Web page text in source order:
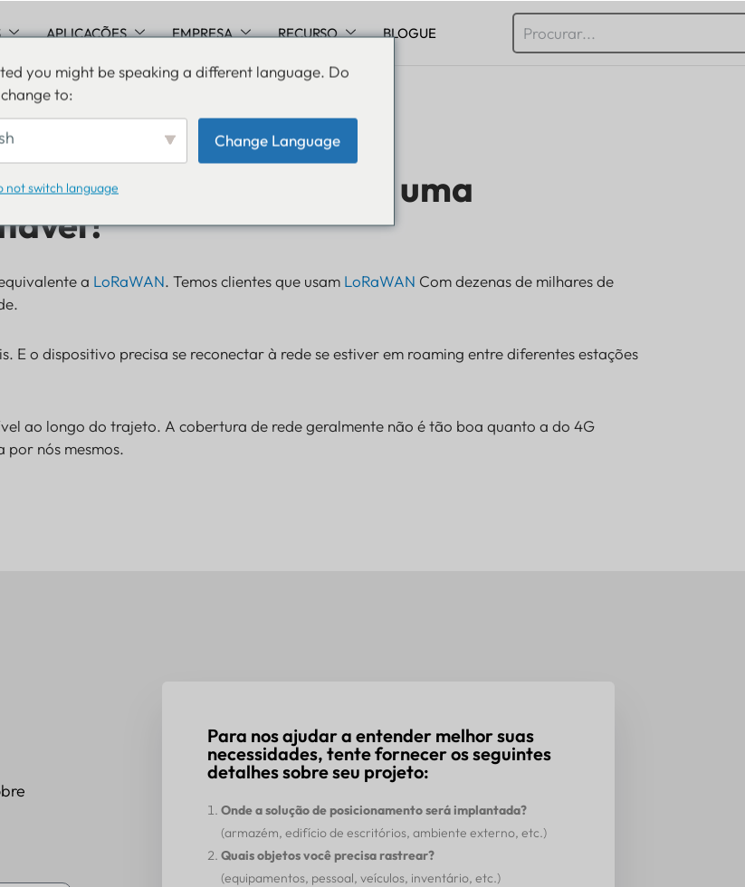
APLICAÇÕES EMPRESA RECURSO BLOGUE
uma comunicação mais confiável?
LTE-M proporcionaria uma
a LoRaWAN. Temos clientes que usam LoRaWAN Com dezenas de milhares de
E o dispositivo precisa se reconectar à rede se estiver em roaming entre diferentes estações
ao longo do trajeto. A cobertura de rede geralmente não é tão boa quanto a do 4G
por nós mesmos.
Para nos ajudar a entender melhor suas
necessidades, tente fornecer os seguintes
detalhes sobre seu projeto:
Onde a solução de posicionamento será implantada?
(armazém, edifício de escritórios, ambiente externo, etc.)
Quais objetos você precisa rastrear?
(equipamentos, pessoal, veículos, inventário, etc.)
you might be speaking a different language. Do
to:
Change Language
not switch language